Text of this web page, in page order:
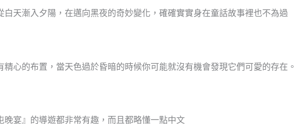
白天漸入夕陽，在邁向黑夜的奇妙變化，確確實實身在童話故事裡也不為過
精心的布置，當天色過於昏暗的時候你可能就沒有機會發現它們可愛的存在
晚宴』的導遊都非常有趣，而且都略懂一點中文